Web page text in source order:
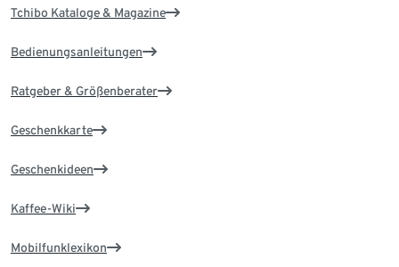
Tchibo Kataloge & Magazine
Bedienungsanleitungen
Ratgeber & Größenberater
Geschenkkarte
Geschenkideen
Kaffee-Wiki
Mobilfunklexikon